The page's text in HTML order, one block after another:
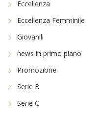
Eccellenza
Eccellenza Femminile
Giovanili
news in primo piano
Promozione
Serie B
Serie C